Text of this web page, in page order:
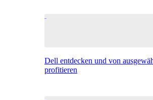
Dell entdecken und von
profitieren